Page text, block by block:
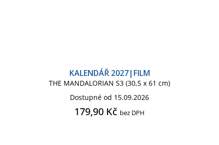
KALENDÁŘ 2027|FILM
THE MANDALORIAN S3 (30,5 x 61 cm)
Dostupné od 15.09.2026
179,90 Kč bez DPH